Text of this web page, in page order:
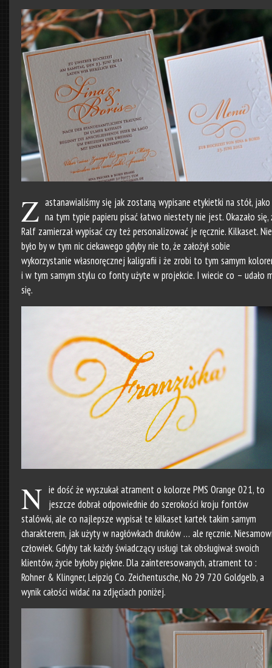
Z astanawialiśmy się jak zostaną wypisane etykietki na stół, jako
na tym typie papieru pisać łatwo niestety nie jest. Okazało się,
Ralf zamierzał wypisać czy też personalizować je ręcznie. Kilkaset. Nie
było by w tym nic ciekawego gdyby nie to, że założył sobie
wykorzystanie własnoręcznej kaligrafii i że zrobi to tym samym
i w tym samym stylu co fonty użyte w projekcie. I wiecie co – udało
się.
N ie dość że wyszukał atrament o kolorze PMS Orange 021, to
jeszcze dobrał odpowiednie do szerokości kroju fontów
stalówki, ale co najlepsze wypisał te kilkaset kartek takim samym
charakterem, jak użyty w nagłówkach druków … ale ręcznie.
człowiek. Gdyby tak każdy świadczący usługi tak obsługiwał swoich
klientów, życie byłoby piękne. Dla zainteresowanych, atrament to :
Rohner & Klingner, Leipzig Co. Zeichentusche, No 29 720 Goldgelb, a
wynik całości widać na zdjęciach poniżej.